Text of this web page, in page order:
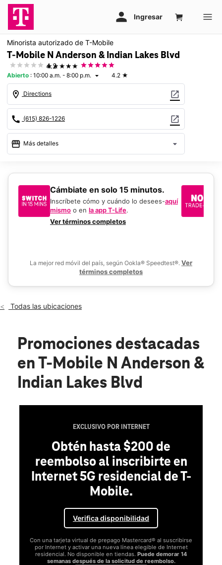
Minorista autorizado de T-Mobile
T-Mobile N Anderson & Indian Lakes Blvd
★★★★★
4.2
Abierto : 10:00 a.m. - 8:00 p.m. arrow_drop_down 4.2 ★
location_on Directions open_in_new
call (615) 826-1226 open_in_new
storefront Más detalles arrow_drop_down
Sáb.:10:00 a.m. a 8:00 p.m.
Dom.:
12:00 p.m. a 6:00 p.m.
Lun.: 10:00 a.m. a 8:00 p.m.
Mar.:10:00 a.m. a 8:00 p.m.
10:00 a.m. a 8:00 p.m.
​​​​​​​Cámbiate en solo 15 minutos.
Inscríbete cómo y cuándo lo desees-aquí
mismo o en la app T-Life.
Ver términos completos
La mejor red móvil del país, según Ookla® Speedtest®. Ver
términos completos
Todas las ubicaciones
Promociones destacadas
en T-Mobile N Anderson &
Indian Lakes Blvd
EXCLUSIVO POR INTERNET
Obtén hasta $200 de
reembolso al inscribirte en
Internet 5G residencial de T-
Mobile.
Verifica disponibilidad
Con una tarjeta virtual de prepago Mastercard® al suscribirse
por Internet y activar una nueva línea elegible de Internet
residencial. No disponible en tiendas. Puede demorar 14
semanas después de la solicitud de reembolso.